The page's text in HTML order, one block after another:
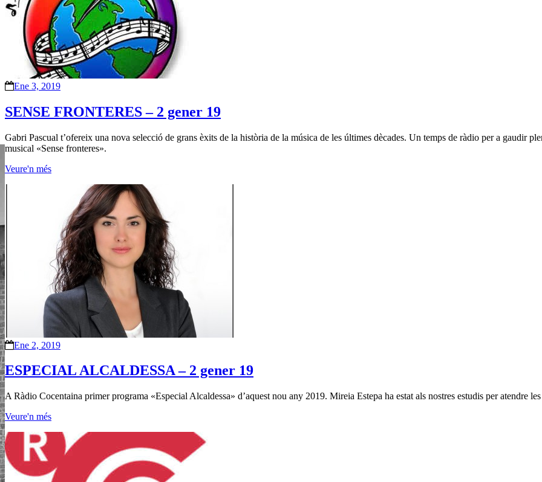
Ene 3, 2019
SENSE FRONTERES – 2 gener 19
Gabri Pascual t’ofereix una nova selecció de grans èxits de la història de la música de les últimes dècades. Un temps de ràdio per a gaudir
musical «Sense fronteres».
Veure'n més
Ene 2, 2019
ESPECIAL ALCALDESSA – 2 gener 19
A Ràdio Cocentaina primer programa «Especial Alcaldessa» d’aquest nou any 2019. Mireia Estepa ha estat als nostres estudis per atendre
Veure'n més